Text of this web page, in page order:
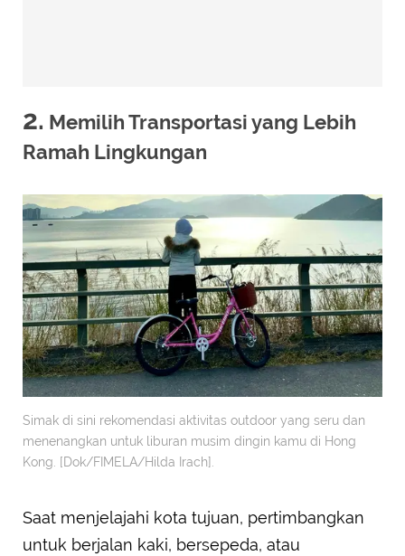
2. Memilih Transportasi yang Lebih
Ramah Lingkungan
Simak di sini rekomendasi aktivitas outdoor yang seru dan
menenangkan untuk liburan musim dingin kamu di Hong
Kong. [Dok/FIMELA/Hilda Irach].
Saat menjelajahi kota tujuan, pertimbangkan
untuk berjalan kaki, bersepeda, atau